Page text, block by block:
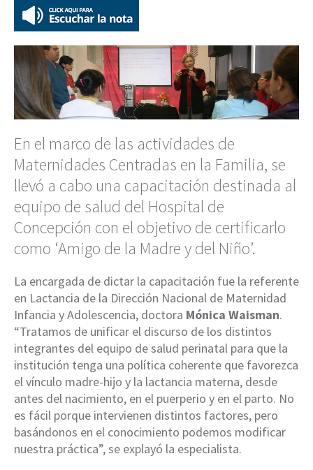
En el marco de las actividades de
Maternidades Centradas en la Familia, se
llevó a cabo una capacitación destinada al
equipo de salud del Hospital de
Concepción con el objetivo de certificarlo
como ‘Amigo de la Madre y del Niño’.
La encargada de dictar la capacitación fue la referente
en Lactancia de la Dirección Nacional de Maternidad
Infancia y Adolescencia, doctora Mónica Waisman.
“Tratamos de unificar el discurso de los distintos
integrantes del equipo de salud perinatal para que la
institución tenga una política coherente que favorezca
el vínculo madre-hijo y la lactancia materna, desde
antes del nacimiento, en el puerperio y en el parto. No
es fácil porque intervienen distintos factores, pero
basándonos en el conocimiento podemos modificar
nuestra práctica”, se explayó la especialista.